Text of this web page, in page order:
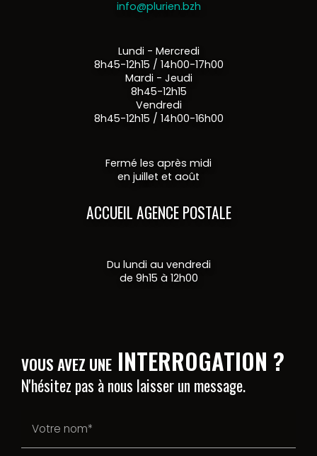
info@plurien.bzh
Lundi - Mercredi
8h45-12h15 / 14h00-17h00
Mardi - Jeudi
8h45-12h15
Vendredi
8h45-12h15 / 14h00-16h00
Fermé les après midi
en juillet et août
ACCUEIL AGENCE POSTALE
Du lundi au vendredi
de 9h15 à 12h00
VOUS AVEZ UNE INTERROGATION ?
N'hésitez pas à nous laisser un message.